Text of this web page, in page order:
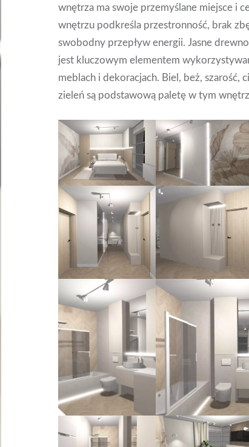
wnętrza ma swoje przemyślane miejsce i
wnętrzu podkreśla przestronność, brak
swobodny przepływ energii. Jasne
jest kluczowym elementem
meblach i dekoracjach. Biel, beż, szarość,
zieleń są podstawową paletę w tym